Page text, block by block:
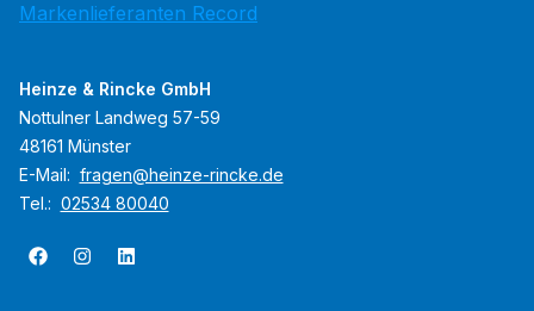
Markenlieferanten Record
Heinze & Rincke GmbH
Nottulner Landweg 57-59
48161 Münster
E-Mail: fragen@heinze-rincke.de
Tel.: 02534 80040